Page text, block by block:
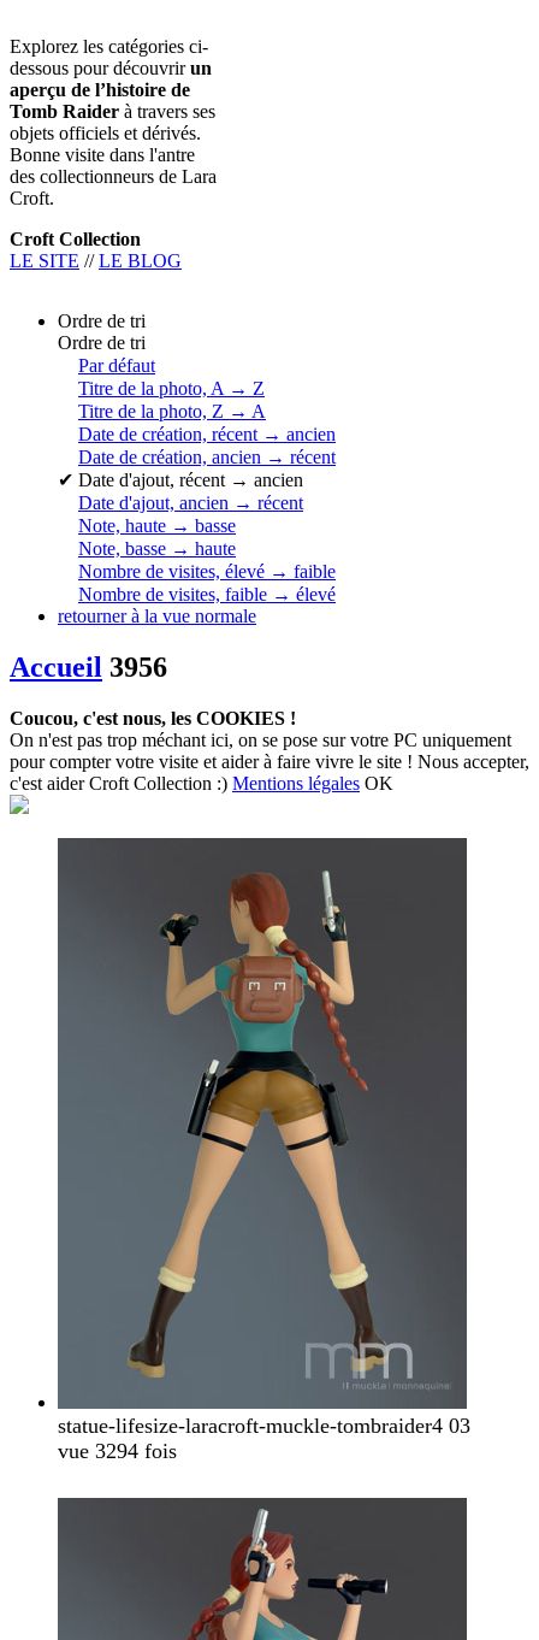
Explorez les catégories ci-
dessous pour découvrirun
aperçu de l’histoire de
Tomb Raider à travers ses
objets officiels et dérivés.
Bonne visite dans l'antre
des collectionneurs de Lara
Croft.
Croft Collection
LE SITE //LE BLOG
Ordre de tri
Ordre de tri
Par défaut
Titre de la photo, A → Z
Titre de la photo, Z → A
Date de création, récent → ancien
Date de création, ancien → récent
✔ Date d'ajout, récent → ancien
Date d'ajout, ancien → récent
Note, haute → basse
Note, basse → haute
Nombre de visites, élevé → faible
Nombre de visites, faible → élevé
retourner à la vue normale
Accueil 3956
Coucou, c'est nous, les COOKIES !
On n'est pas trop méchant ici, on se pose sur votre PC uniquement
pour compter votre visite et aider à faire vivre le site ! Nous accepter,
c'est aider Croft Collection :) Mentions légales OK
statue-lifesize-laracroft-muckle-tombraider4 03
vue 3294 fois